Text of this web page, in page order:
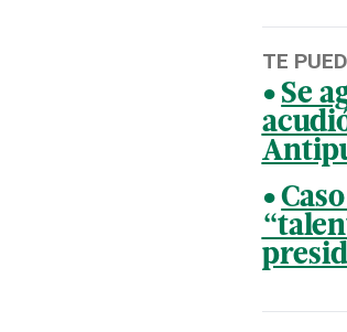
TE
Se